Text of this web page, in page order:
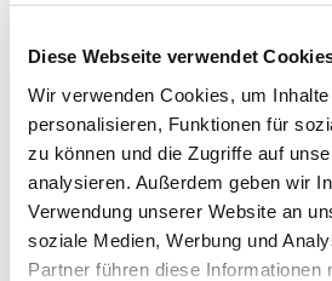
Diese Webseite verwendet
Wir verwenden Cookies, um
personalisieren, Funktionen für
zu können und die Zugriffe auf
analysieren. Außerdem geben wir
Verwendung unserer Website an
soziale Medien, Werbung und
Partner führen diese Informationen
Dies könnte